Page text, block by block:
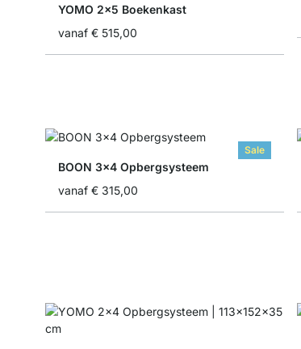
YOMO 2x5 Boekenkast
vanaf € 515,00
Sale
BOON 3x4 Opbergsysteem
vanaf € 315,00